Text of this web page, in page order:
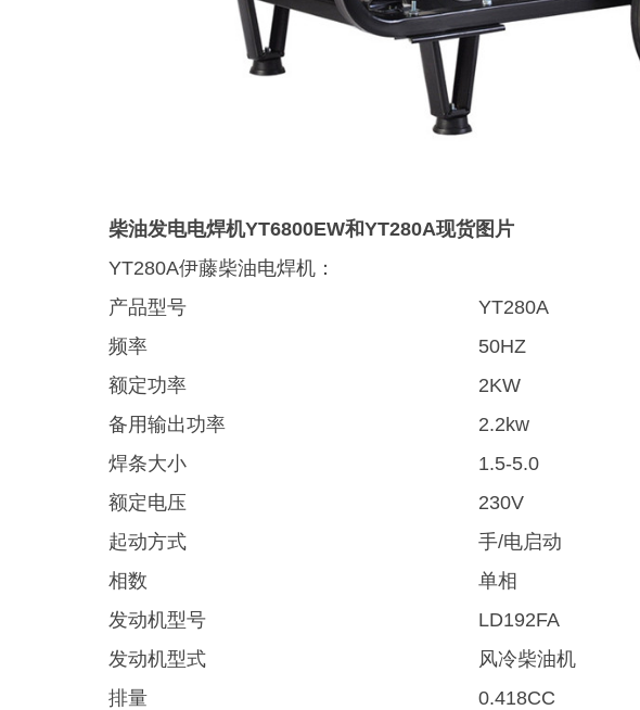
柴油发电电焊机YT6800EW和YT280A现货图片
YT280A伊藤柴油电焊机：
产品型号
YT280A
频率
50HZ
额定功率
2KW
备用输出功率
2.2kw
焊条大小
1.5-5.0
额定电压
230V
起动方式
手/电启动
相数
单相
发动机型号
LD192FA
发动机型式
风冷柴油机
排量
0.418CC